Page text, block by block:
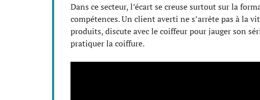
Dans ce secteur, l’écart se creuse surtout sur la
compétences. Un client averti ne s’arrête pas à la
produits, discute avec le coiffeur pour jauger son
pratiquer la coiffure.